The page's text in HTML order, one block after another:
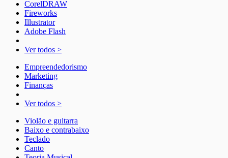
CorelDRAW
Fireworks
Illustrator
Adobe Flash
Ver todos >
Empreendedorismo
Marketing
Finanças
Ver todos >
Violão e guitarra
Baixo e contrabaixo
Teclado
Canto